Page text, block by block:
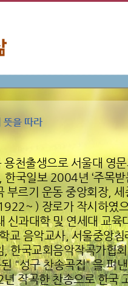
뜻을 따라
용천출생으로 서울대 영
한국일보 2004년 ‘주목받
부르기 운동 중앙회장,
) 장로가 작시하였
신과대학 및 연세대 교육
교 음악교사, 서울중앙
, 한국교회음악작곡가협
"성구 찬송곡집" 을 펴
작곡한 찬송으로 한국